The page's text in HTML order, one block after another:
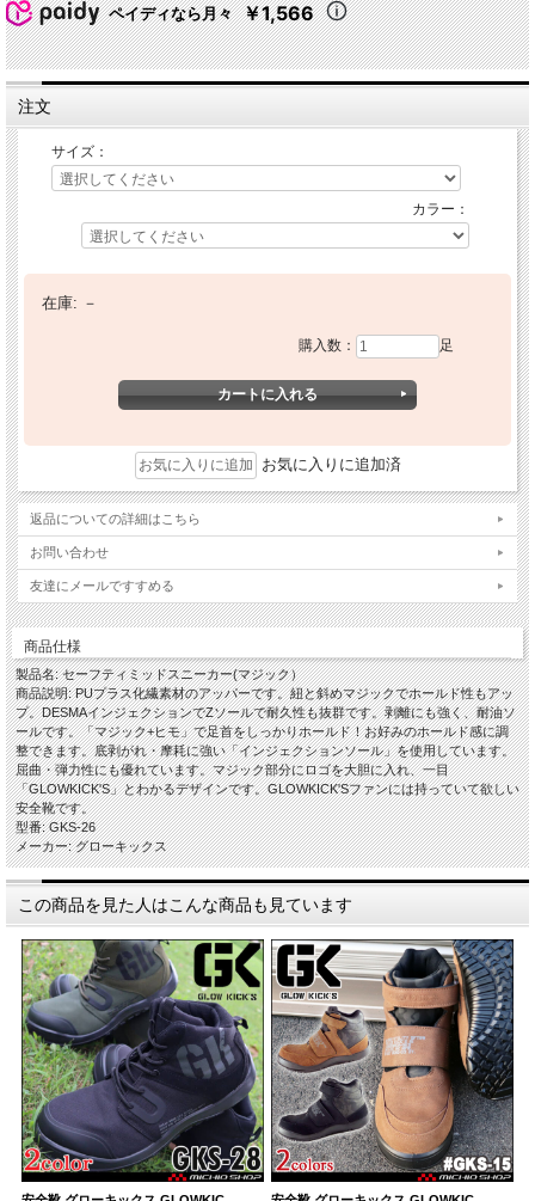
ペイディなら月々 ￥1,566
注文
サイズ：
カラー：
在庫: －
購入数： 足
お気に入りに追加済
返品についての詳細はこちら
お問い合わせ
友達にメールですすめる
商品仕様
製品名: セーフティミッドスニーカー(マジック）
商品説明: PUプラス化繊素材のアッパーです。紐と斜めマジックでホールド性もアッ
プ。DESMAインジェクションでZソールで耐久性も抜群です。剥離にも強く、耐油ソ
ールです。「マジック+ヒモ」で足首をしっかりホールド！お好みのホールド感に調
整できます。底剥がれ・摩耗に強い「インジェクションソール」を使用しています。
屈曲・弾力性にも優れています。マジック部分にロゴを大胆に入れ、一目
「GLOWKICK'S」とわかるデザインです。GLOWKICK'Sファンには持っていて欲しい
安全靴です。
型番: GKS-26
メーカー: グローキックス
この商品を見た人はこんな商品も見ています